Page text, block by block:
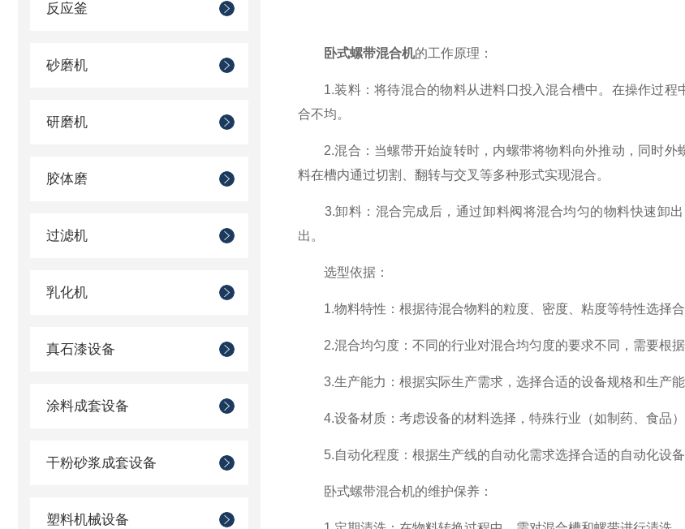
反应釜
砂磨机
研磨机
胶体磨
过滤机
乳化机
真石漆设备
涂料成套设备
干粉砂浆成套设备
塑料机械设备
卧式螺带混合机的工作原理：
1.装料：将待混合的物料从进料口投入混合槽中。在操作过程
合不均。
2.混合：当螺带开始旋转时，内螺带将物料向外推动，同时外
料在槽内通过切割、翻转与交叉等多种形式实现混合。
3.卸料：混合完成后，通过卸料阀将混合均匀的物料快速卸出
出。
选型依据：
1.物料特性：根据待混合物料的粒度、密度、粘度等特性选择合
2.混合均匀度：不同的行业对混合均匀度的要求不同，需要根据
3.生产能力：根据实际生产需求，选择合适的设备规格和生产能
4.设备材质：考虑设备的材料选择，特殊行业（如制药、食品）
5.自动化程度：根据生产线的自动化需求选择合适的自动化设备
卧式螺带混合机的维护保养：